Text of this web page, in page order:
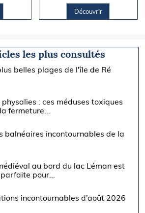
Découvrir
les plus consultés
belles plages de l'île de Ré
physalies : ces méduses toxiques
fermeture...
balnéaires incontournables de la
au bord du lac Léman est
parfaite pour...
incontournables d’août 2026